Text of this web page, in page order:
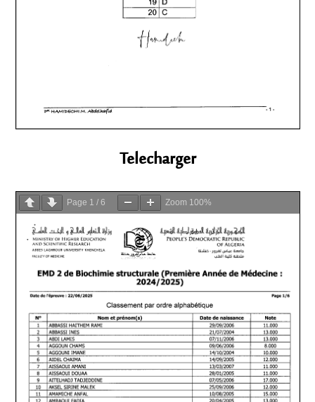
Telecharger
Page 1 /6 Zoom 100%